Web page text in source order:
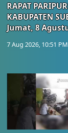
RAPAT
KABUPATEN
Jumat, 8
7 Aug 2026, 10:51 PM